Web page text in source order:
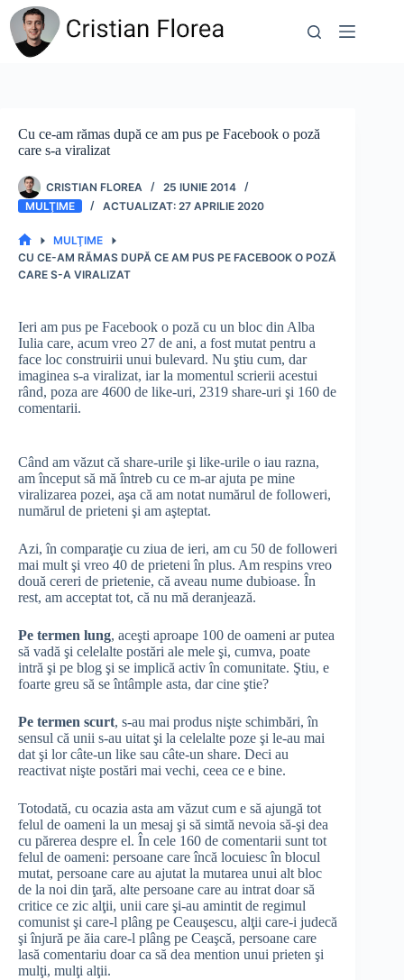
Sari
conținut
Cu ce-am rămas după ce am pus pe Facebook o poză
care s-a viralizat
CRISTIAN FLOREA
25 IUNIE 2014
MULŢIME
27 APRILIE 2020
PRIMA
PAGINĂ
MULŢIME
CU CE-AM RĂMAS DUPĂ CE AM PUS PE FACEBOOK O POZĂ
CARE S-A VIRALIZAT
Ieri am pus pe Facebook o poză cu un bloc din Alba
Iulia care, acum vreo 27 de ani, a fost mutat pentru a
face loc construirii unui bulevard. Nu ştiu cum, dar
imaginea s-a viralizat, iar la momentul scrierii acestui
rând, poza are 4600 de like-uri, 2319 share-uri şi 160 de
comentarii.
Când am văzut că share-urile şi like-urile o iau razna,
am început să mă întreb cu ce m-ar ajuta pe mine
viralizarea pozei, aşa că am notat numărul de followeri,
numărul de prieteni şi am aşteptat.
Azi, în comparaţie cu ziua de ieri, am cu 50 de followeri
mai mult şi vreo 40 de prieteni în plus. Am respins vreo
două cereri de prietenie, că aveau nume dubioase. În
rest, am acceptat tot, că nu mă deranjează.
Pe termen lung, aceşti aproape 100 de oameni ar putea
să vadă şi celelalte postări ale mele şi, cumva, poate
intră şi pe blog şi se implică activ în comunitate. Ştiu, e
foarte greu să se întâmple asta, dar cine ştie?
Pe termen scurt, s-au mai produs nişte schimbări, în
sensul că unii s-au uitat şi la celelalte poze şi le-au mai
dat şi lor câte-un like sau câte-un share. Deci au
reactivat nişte postări mai vechi, ceea ce e bine.
Totodată, cu ocazia asta am văzut cum e să ajungă tot
felul de oameni la un mesaj şi să simtă nevoia să-şi dea
cu părerea despre el. În cele 160 de comentarii sunt tot
felul de oameni: persoane care încă locuiesc în blocul
mutat, persoane care au ajutat la mutarea unui alt bloc
de la noi din ţară, alte persoane care au intrat doar să
critice ce zic alţii, unii care şi-au amintit de regimul
comunist şi care-l plâng pe Ceauşescu, alţii care-i judecă
şi înjură pe ăia care-l plâng pe Ceaşcă, persoane care
lasă comentariu doar ca să dea mention unui prieten şi
mulţi, mulţi alţii.